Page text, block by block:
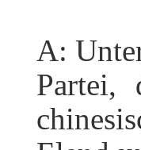
A:
Partei,